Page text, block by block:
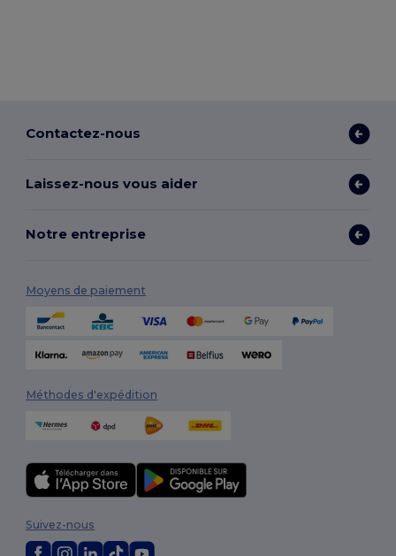
Contactez-nous
Laissez-nous vous aider
Notre entreprise
Moyens de paiement
Méthodes d'expédition
Suivez-nous